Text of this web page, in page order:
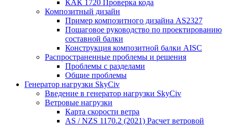
КАК 1720 Проверка кода
Композитный дизайн
Пример композитного дизайна AS2327
Пошаговое руководство по проектированию
составной балки
Конструкция композитной балки AISC
Распространенные проблемы и решения
Проблемы с разделами
Общие проблемы
Генератор нагрузки SkyCiv
Введение в генератор нагрузки SkyCiv
Ветровые нагрузки
Карта скорости ветра
AS / NZS 1170.2 (2021) Расчет ветровой